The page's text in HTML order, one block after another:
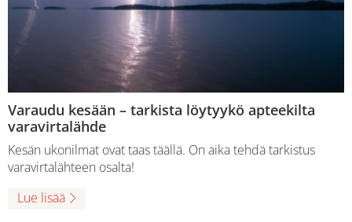
Varaudu kesään – tarkista löytyykö apteekilta
varavirtalähde
Kesän ukonilmat ovat taas täällä. On aika tehdä tarkistus
varavirtalähteen osalta!
Lue lisää